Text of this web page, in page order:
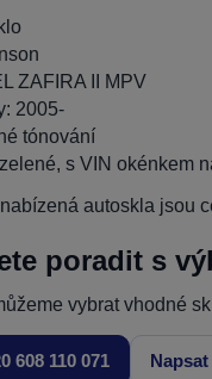
ZAFIRA II MPV
2005-
tónování
s VIN okénkem
autoskla jsou
poradit s
vybrat vhodné
608 110 071 Napsat